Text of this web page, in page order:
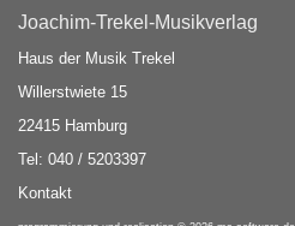
Joachim-Trekel-Musikverlag
Haus der Musik Trekel
Willerstwiete 15
22415 Hamburg
Tel: 040 / 5203397
Kontakt